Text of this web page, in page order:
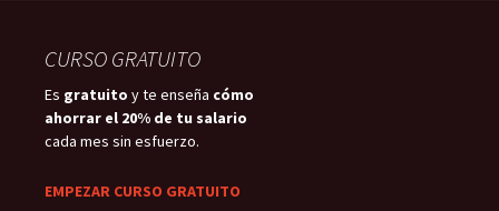
CURSO GRATUITO
Es gratuito y te enseña cómo
ahorrar el 20% de tu salario
cada mes sin esfuerzo.
EMPEZAR CURSO GRATUITO